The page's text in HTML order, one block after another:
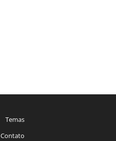
Temas
Contato